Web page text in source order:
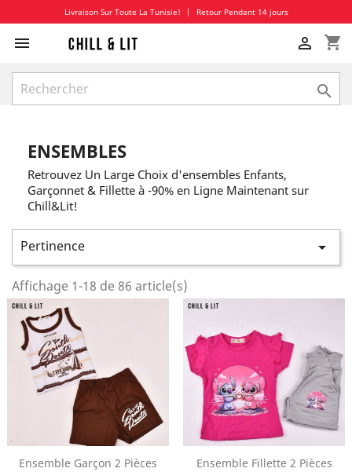
Livraison Sur Toute La Tunisie! | Retour Pendant 14 jours
 shopping_cart


ENSEMBLES
Retrouvez Un Large Choix d'ensembles Enfants,
Garçonnet & Fillette à -90% en Ligne Maintenant sur
Chill&Lit!
Pertinence 
Affichage 1-18 de 86 article(s)
Ensemble Garçon 2 Pièces Ensemble Fillette 2 Pièces